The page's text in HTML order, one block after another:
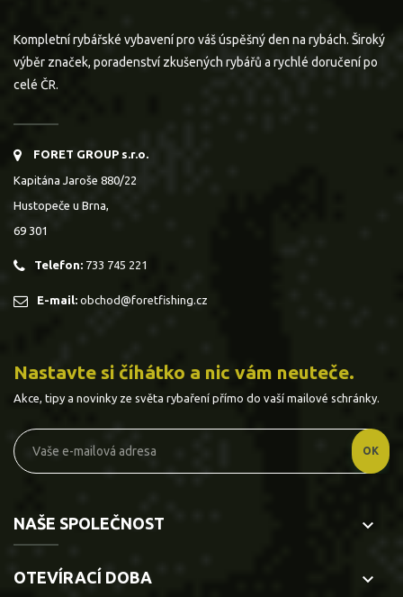
Kompletní rybářské vybavení pro váš úspěšný den na rybách. Široký
výběr značek, poradenství zkušených rybářů a rychlé doručení po
celé ČR.
FORET GROUP s.r.o.
Kapitána Jaroše 880/22
Hustopeče u Brna,
69 301
Telefon: 733 745 221
E-mail: obchod@foretfishing.cz
Nastavte si číhátko a nic vám neuteče.
Akce, tipy a novinky ze světa rybaření přímo do vaší mailové schránky.
NAŠE SPOLEČNOST keyboard_arrow_down
OTEVÍRACÍ DOBA keyboard_arrow_down